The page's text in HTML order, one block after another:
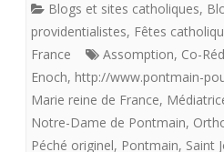
!
Blogs et sites catholiques,
providentialistes, Fêtes
France
Assomption, Co-
Enoch, http://www.pontmain-
Marie reine de France,
Notre-Dame de Pontmain,
Péché originel, Pontmain, Saint